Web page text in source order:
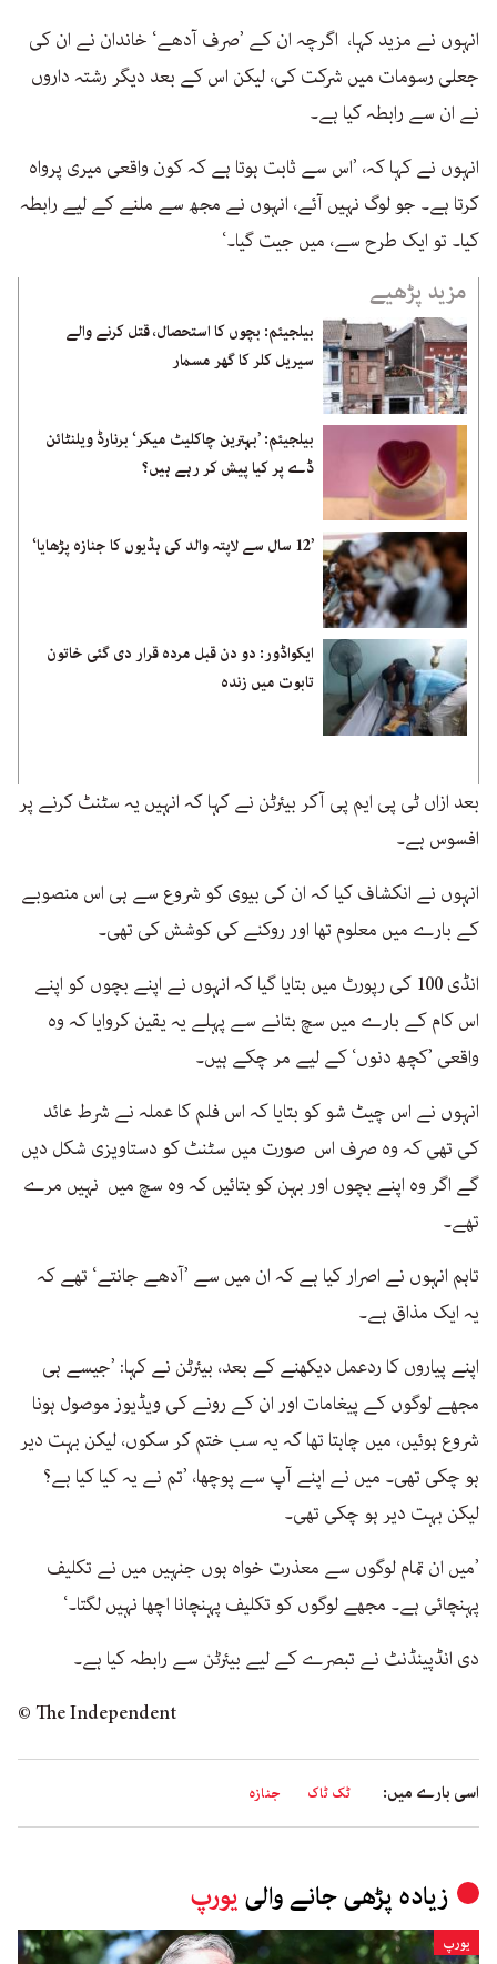
انہوں نے مزید کہا، اگرچہ ان کے ’صرف آدھے‘ خاندان نے ان کی
جعلی رسومات میں شرکت کی، لیکن اس کے بعد دیگر رشتہ داروں
نے ان سے رابطہ کیا ہے۔
انہوں نے کہا کہ، ’اس سے ثابت ہوتا ہے کہ کون واقعی میری پرواہ
کرتا ہے۔ جو لوگ نہیں آئے، انہوں نے مجھ سے ملنے کے لیے رابطہ
کیا۔ تو ایک طرح سے، میں جیت گیا۔‘
مزید پڑھیے
بیلجیئم: بچوں کا استحصال، قتل کرنے والے
سیریل کلر کا گھر مسمار
بیلجیئم: ’بہترین چاکلیٹ میکر‘ برنارڈ ویلنٹائن
ڈے پر کیا پیش کر رہے ہیں؟
’12 سال سے لاپتہ والد کی ہڈیوں کا جنازہ پڑھایا‘
ایکواڈور: دو دن قبل مردہ قرار دی گئی خاتون
تابوت میں زندہ
بعد ازاں ٹی پی ایم پی آکر بیئرٹن نے کہا کہ انہیں یہ سٹنٹ کرنے پر
افسوس ہے۔
انہوں نے انکشاف کیا کہ ان کی بیوی کو شروع سے ہی اس منصوبے
کے بارے میں معلوم تھا اور روکنے کی کوشش کی تھی۔
انڈی 100 کی رپورٹ میں بتایا گیا کہ انہوں نے اپنے بچوں کو اپنے
اس کام کے بارے میں سچ بتانے سے پہلے یہ یقین کروایا کہ وہ
واقعی ’کچھ دنوں‘ کے لیے مر چکے ہیں۔
انہوں نے اس چیٹ شو کو بتایا کہ اس فلم کا عملہ نے شرط عائد
کی تھی کہ وہ صرف اس صورت میں سٹنٹ کو دستاویزی شکل دیں
گے اگر وہ اپنے بچوں اور بہن کو بتائیں کہ وہ سچ میں نہیں مرے
تھے۔
تاہم انہوں نے اصرار کیا ہے کہ ان میں سے ’آدھے جانتے‘ تھے کہ
یہ ایک مذاق ہے۔
اپنے پیاروں کا ردعمل دیکھنے کے بعد، بیئرٹن نے کہا: ’جیسے ہی
مجھے لوگوں کے پیغامات اور ان کے رونے کی ویڈیوز موصول ہونا
شروع ہوئیں، میں چاہتا تھا کہ یہ سب ختم کر سکوں، لیکن بہت دیر
ہو چکی تھی۔ میں نے اپنے آپ سے پوچھا، ’تم نے یہ کیا کیا ہے؟
لیکن بہت دیر ہو چکی تھی۔
’میں ان تمام لوگوں سے معذرت خواہ ہوں جنہیں میں نے تکلیف
پہنچائی ہے۔ مجھے لوگوں کو تکلیف پہنچانا اچھا نہیں لگتا۔‘
دی انڈپینڈنٹ نے تبصرے کے لیے بیئرٹن سے رابطہ کیا ہے۔
© The Independent
اسی بارے میں: ٹک ٹاک جنازہ
زیادہ پڑھی جانے والی یورپ
یورپ